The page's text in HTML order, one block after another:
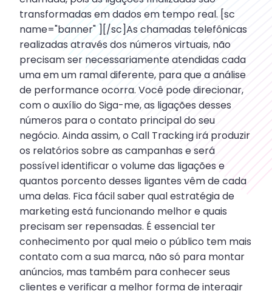
transformadas em dados em tempo real. [sc
name="banner" ][/sc]As chamadas telefônicas
realizadas através dos números virtuais, não
precisam ser necessariamente atendidas cada
uma em um ramal diferente, para que a análise
de performance ocorra. Você pode direcionar,
com o auxílio do Siga-me, as ligações desses
números para o contato principal do seu
negócio. Ainda assim, o Call Tracking irá produzir
os relatórios sobre as campanhas e será
possível identificar o volume das ligações e
quantos porcento desses ligantes vêm de cada
uma delas. Fica fácil saber qual estratégia de
marketing está funcionando melhor e quais
precisam ser repensadas. É essencial ter
conhecimento por qual meio o público tem mais
contato com a sua marca, não só para montar
anúncios, mas também para conhecer seus
clientes e verificar a melhor forma de interagir